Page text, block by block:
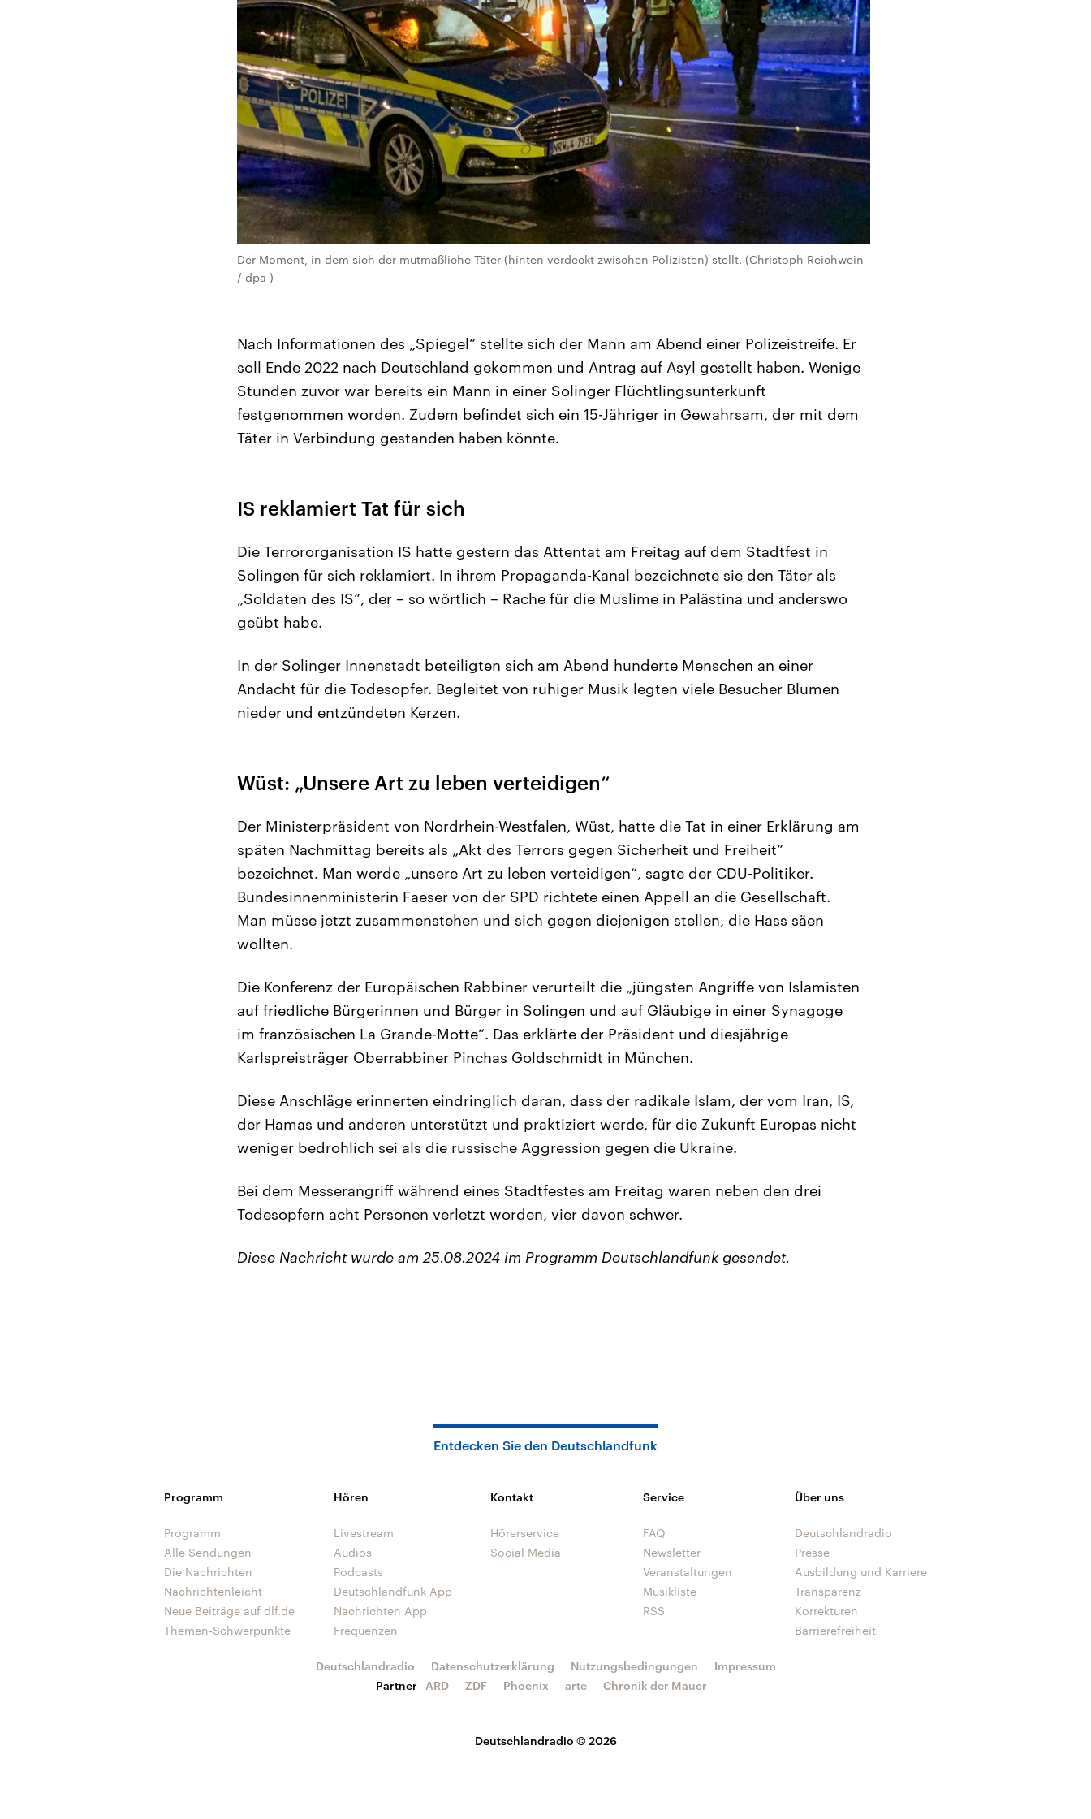
Der Moment, in dem sich der mutmaßliche Täter (hinten verdeckt zwischen Polizisten) stellt. (Christoph Reichwein
/ dpa )
Nach Informationen des „Spiegel“ stellte sich der Mann am Abend einer Polizeistreife. Er
soll Ende 2022 nach Deutschland gekommen und Antrag auf Asyl gestellt haben. Wenige
Stunden zuvor war bereits ein Mann in einer Solinger Flüchtlingsunterkunft
festgenommen worden. Zudem befindet sich ein 15-Jähriger in Gewahrsam, der mit dem
Täter in Verbindung gestanden haben könnte.
IS reklamiert Tat für sich
Die Terrororganisation IS hatte gestern das Attentat am Freitag auf dem Stadtfest in
Solingen für sich reklamiert. In ihrem Propaganda-Kanal bezeichnete sie den Täter als
„Soldaten des IS“, der – so wörtlich – Rache für die Muslime in Palästina und anderswo
geübt habe.
In der Solinger Innenstadt beteiligten sich am Abend hunderte Menschen an einer
Andacht für die Todesopfer. Begleitet von ruhiger Musik legten viele Besucher Blumen
nieder und entzündeten Kerzen.
Wüst: „Unsere Art zu leben verteidigen“
Der Ministerpräsident von Nordrhein-Westfalen, Wüst, hatte die Tat in einer Erklärung am
späten Nachmittag bereits als „Akt des Terrors gegen Sicherheit und Freiheit“
bezeichnet. Man werde „unsere Art zu leben verteidigen“, sagte der CDU-Politiker.
Bundesinnenministerin Faeser von der SPD richtete einen Appell an die Gesellschaft.
Man müsse jetzt zusammenstehen und sich gegen diejenigen stellen, die Hass säen
wollten.
Die Konferenz der Europäischen Rabbiner verurteilt die „jüngsten Angriffe von Islamisten
auf friedliche Bürgerinnen und Bürger in Solingen und auf Gläubige in einer Synagoge
im französischen La Grande-Motte“. Das erklärte der Präsident und diesjährige
Karlspreisträger Oberrabbiner Pinchas Goldschmidt in München.
Diese Anschläge erinnerten eindringlich daran, dass der radikale Islam, der vom Iran, IS,
der Hamas und anderen unterstützt und praktiziert werde, für die Zukunft Europas nicht
weniger bedrohlich sei als die russische Aggression gegen die Ukraine.
Bei dem Messerangriff während eines Stadtfestes am Freitag waren neben den drei
Todesopfern acht Personen verletzt worden, vier davon schwer.
Diese Nachricht wurde am 25.08.2024 im Programm Deutschlandfunk gesendet.
Entdecken Sie den Deutschlandfunk
Programm
Programm
Alle Sendungen
Die Nachrichten
Nachrichtenleicht
Neue Beiträge auf dlf.de
Themen-Schwerpunkte
Hören
Livestream
Audios
Podcasts
Deutschlandfunk App
Nachrichten App
Frequenzen
Kontakt
Hörerservice
Social Media
Service
FAQ
Newsletter
Veranstaltungen
Musikliste
RSS
Über uns
Deutschlandradio
Presse
Ausbildung und Karriere
Transparenz
Korrekturen
Barrierefreiheit
Deutschlandradio © 2026
Deutschlandradio Datenschutzerklärung Nutzungsbedingungen
Impressum
Partner
ARD ZDF Phoenix arte Chronik der Mauer